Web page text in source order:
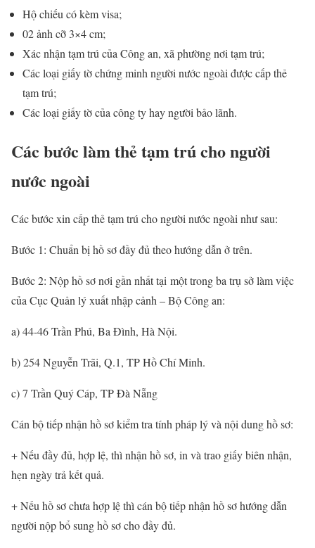
Hộ chiếu có kèm visa;
02 ảnh cỡ 3×4 cm;
Xác nhận tạm trú của Công an, xã phường nơi tạm trú;
Các loại giấy tờ chứng minh người nước ngoài được cấp thẻ
tạm trú;
Các loại giấy tờ của công ty hay người bảo lãnh.
Các bước làm thẻ tạm trú cho người
nước ngoài
Các bước xin cấp thẻ tạm trú cho người nước ngoài như sau:
Bước 1: Chuẩn bị hồ sơ đầy đủ theo hướng dẫn ở trên.
Bước 2: Nộp hồ sơ nơi gần nhất tại một trong ba trụ sở làm việc
của Cục Quản lý xuất nhập cảnh – Bộ Công an:
a) 44-46 Trần Phú, Ba Đình, Hà Nội.
b) 254 Nguyễn Trãi, Q.1, TP Hồ Chí Minh.
c) 7 Trần Quý Cáp, TP Đà Nẵng
Cán bộ tiếp nhận hồ sơ kiểm tra tính pháp lý và nội dung hồ sơ:
+ Nếu đầy đủ, hợp lệ, thì nhận hồ sơ, in và trao giấy biên nhận,
hẹn ngày trả kết quả.
+ Nếu hồ sơ chưa hợp lệ thì cán bộ tiếp nhận hồ sơ hướng dẫn
người nộp bổ sung hồ sơ cho đầy đủ.